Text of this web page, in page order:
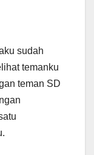
sudah
temanku
teman SD